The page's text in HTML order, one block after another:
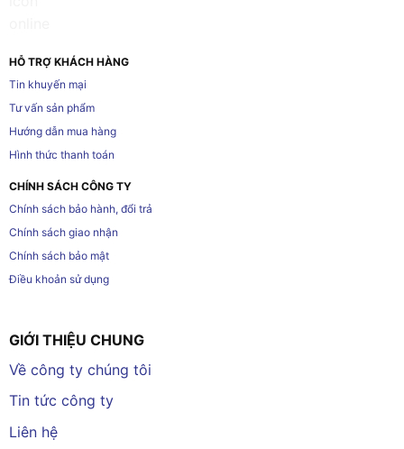
HỖ TRỢ KHÁCH HÀNG
Tin khuyến mại
Tư vấn sản phẩm
Hướng dẫn mua hàng
Hình thức thanh toán
CHÍNH SÁCH CÔNG TY
Chính sách bảo hành, đổi trả
Chính sách giao nhận
Chính sách bảo mật
Điều khoản sử dụng
GIỚI THIỆU CHUNG
Về công ty chúng tôi
Tin tức công ty
Liên hệ